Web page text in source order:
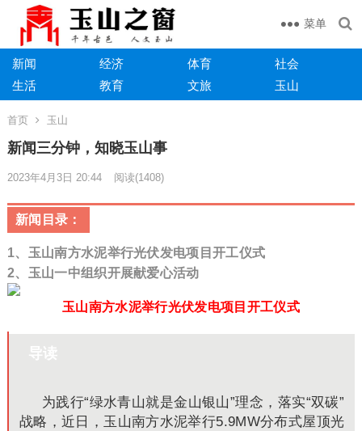
菜单
新闻 经济 体育
社会
生活
教育 文旅 玉山
首页 玉山
新闻三分钟，知晓玉山事
2023年4月3日 20:44 阅读(1408)
新闻目录：
1、 玉山南方水泥举行光伏发电项目开工仪式
2、玉山一中组织开展献爱心活动
玉山南方水泥举行光伏发电项目开工仪式
导读
为践行“绿水青山就是金山银山”理念，落实“双碳”
战略，近日，玉山南方水泥举行5.9MW分布式屋顶光